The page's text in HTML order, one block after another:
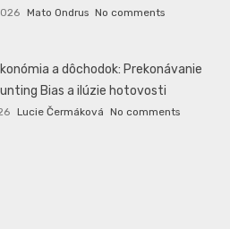
Mato Ondrus No comments
a dôchodok: Prekonávanie
Bias a ilúzie hotovosti
Lucie Čermáková No comments